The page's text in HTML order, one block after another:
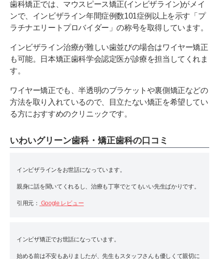
歯科矯正では、マウスピース矯正(インビザライン)がメイ
ンで、インビザライン年間症例数101症例以上を示す「プ
ラチナエリートプロバイダー」の称号を取得しています。
インビザライン治療が難しい歯並びの場合はワイヤー矯正
も可能。日本矯正歯科学会認定医が診療を担当してくれま
す。
ワイヤー矯正でも、半透明のブラケットや裏側矯正などの
方法を取り入れているので、目立たない矯正を希望してい
る方におすすめのクリニックです。
いわいグリーン歯科・矯正歯科の口コミ
インビザラインをお世話になっています。
親身に話を聞いてくれるし、治療も丁寧でとてもいい先生ばかりです。
引用元： Google レビュー
インビザ矯正でお世話になっています。
始める前は不安もありましたが、先生もスタッフさんも優しくて親切に